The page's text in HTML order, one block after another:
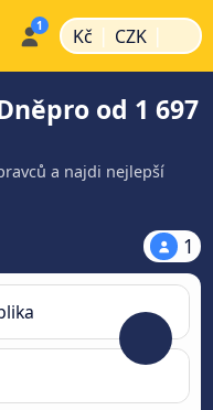
Kč | CZK |
od 1 697
a najdi nejlepší
1